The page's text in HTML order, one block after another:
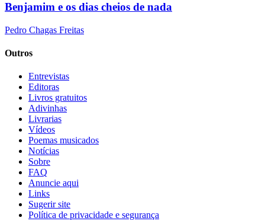
Benjamim e os dias cheios de nada
Pedro Chagas Freitas
Outros
Entrevistas
Editoras
Livros gratuitos
Adivinhas
Livrarias
Vídeos
Poemas musicados
Notícias
Sobre
FAQ
Anuncie aqui
Links
Sugerir site
Política de privacidade e segurança